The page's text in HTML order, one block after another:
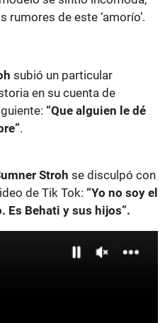
de este ‘amorío’.
subió un particular
en su cuenta de
“Que alguien le dé
.
Stroh se disculpó con
de Tik Tok: “Yo no soy el
Es Behati y sus hijos”.